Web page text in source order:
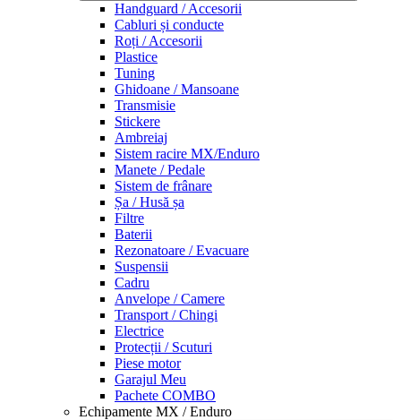
Handguard / Accesorii
Cabluri și conducte
Roți / Accesorii
Plastice
Tuning
Ghidoane / Mansoane
Transmisie
Stickere
Ambreiaj
Sistem racire MX/Enduro
Manete / Pedale
Sistem de frânare
Șa / Husă șa
Filtre
Baterii
Rezonatoare / Evacuare
Suspensii
Cadru
Anvelope / Camere
Transport / Chingi
Electrice
Protecții / Scuturi
Piese motor
Garajul Meu
Pachete COMBO
Echipamente MX / Enduro